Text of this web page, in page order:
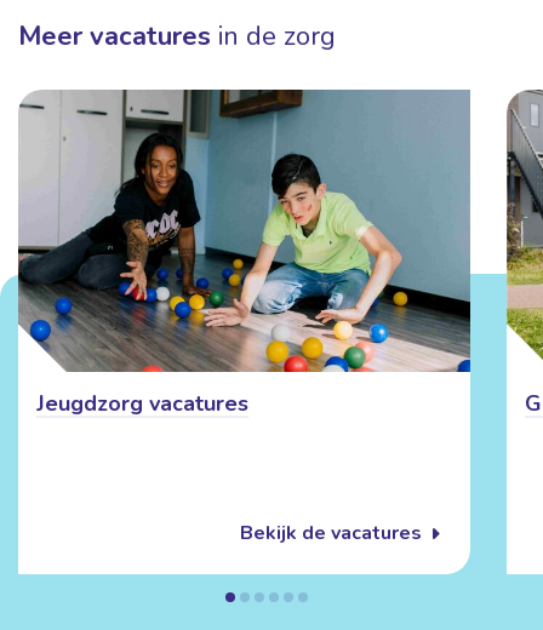
Meer vacatures in de zorg
Jeugdzorg vacatures
Bekijk de vacatures